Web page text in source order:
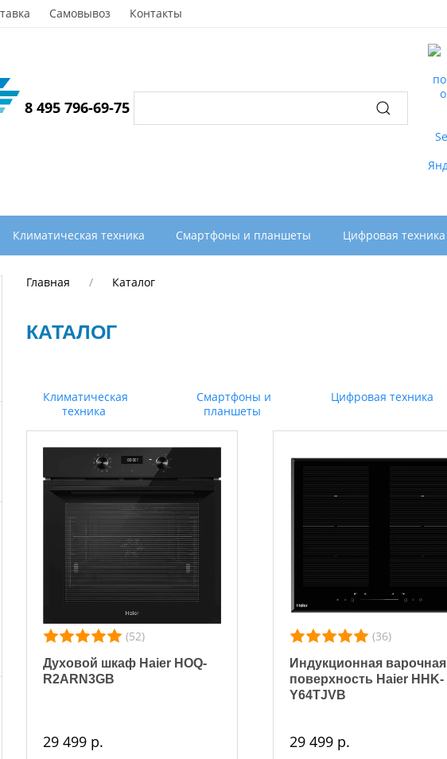
Самовывоз Контакты
8 495 796-69-75
Климатическая техника Смартфоны и планшеты Цифровая техника
Главная Каталог
КАТАЛОГ
Климатическая
техника
Смартфоны и
планшеты
Цифровая техника
(52)
Духовой шкаф Haier HOQ-
R2ARN3GB
29 499 р.
(36)
Индукционная варочная
поверхность Haier HHK-
Y64TJVB
29 499 р.